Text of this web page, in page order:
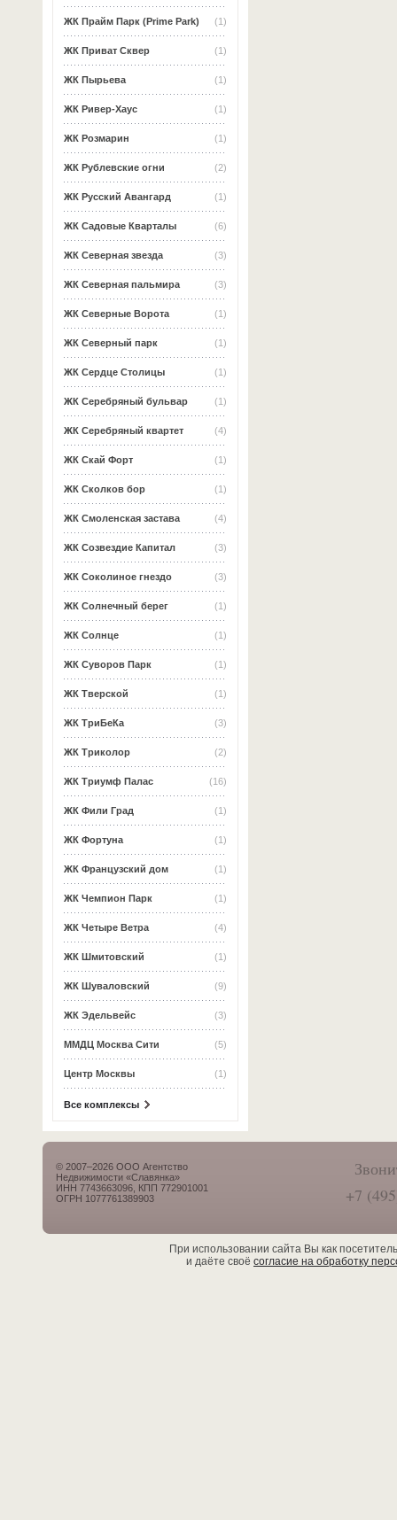
(1)
ЖК Прайм Парк (Prime Park)
(1)
ЖК Приват Сквер
(1)
ЖК Пырьева
(1)
ЖК Ривер-Хаус
(1)
ЖК Розмарин
(2)
ЖК Рублевские огни
(1)
ЖК Русский Авангард
(6)
ЖК Садовые Кварталы
(3)
ЖК Северная звезда
(3)
ЖК Северная пальмира
(1)
ЖК Северные Ворота
(1)
ЖК Северный парк
(1)
ЖК Сердце Столицы
(1)
ЖК Серебряный бульвар
(4)
ЖК Серебряный квартет
(1)
ЖК Скай Форт
(1)
ЖК Сколков бор
(4)
ЖК Смоленская застава
(3)
ЖК Созвездие Капитал
(3)
ЖК Соколиное гнездо
(1)
ЖК Солнечный берег
(1)
ЖК Солнце
(1)
ЖК Суворов Парк
(1)
ЖК Тверской
(3)
ЖК ТриБеКа
(2)
ЖК Триколор
(16)
ЖК Триумф Палас
(1)
ЖК Фили Град
(1)
ЖК Фортуна
(1)
ЖК Французский дом
(1)
ЖК Чемпион Парк
(4)
ЖК Четыре Ветра
(1)
ЖК Шмитовский
(9)
ЖК Шуваловский
(3)
ЖК Эдельвейс
(5)
ММДЦ Москва Сити
(1)
Центр Москвы
Все комплексы
© 2007–2026 ООО Агентство
Недвижимости «Славянка»
ИНН 7743663096, КПП 772901001
ОГРН 1077761389903
+7
При использовании сайта Вы как
и даёте своё согласие на обработку